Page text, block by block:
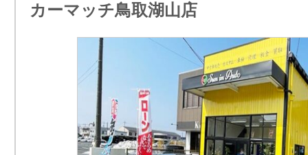
カーマッチ鳥取湖山店